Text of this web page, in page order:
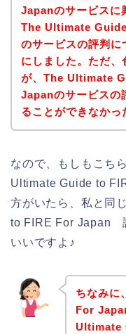
Japanのサービスに
The Ultimate
のサービスの評判に
にしました。ただ、
が、The Ultimate
Japanのサービスの
ることができなかっ
なので、もしもこち
Ultimate Guide to
方がいたら、私と同
to FIRE For Japan
いいですよ♪
ちなみ
For
Ultimate